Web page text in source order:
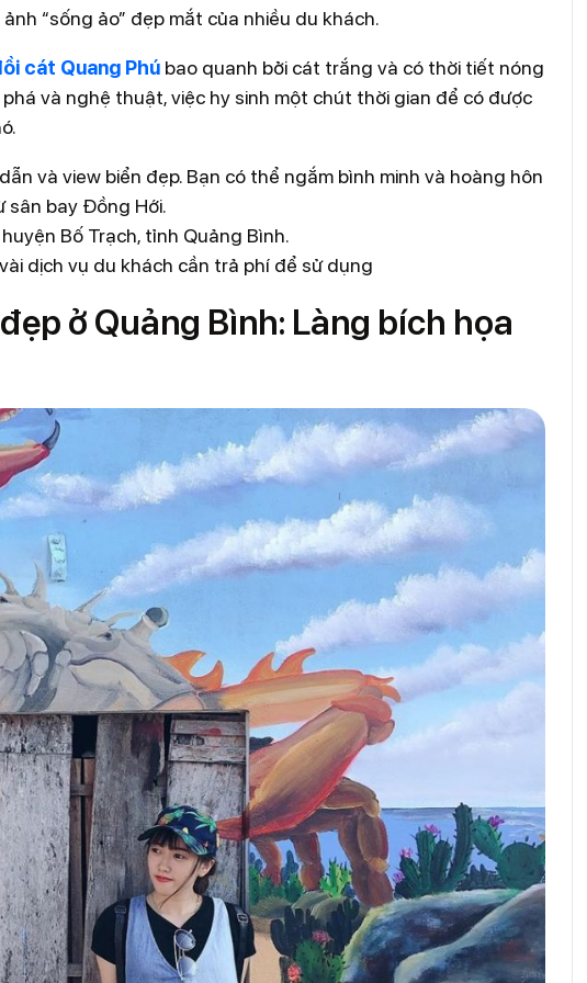
“sống ảo” đẹp mắt của nhiều du khách.
cát Quang Phú bao quanh bởi cát trắng và có thời tiết nóng
và nghệ thuật, việc hy sinh một chút thời gian để có được
và view biển đẹp. Bạn có thể ngắm bình minh và hoàng hôn
sân bay Đồng Hới.
Bố Trạch, tỉnh Quảng Bình.
dịch vụ du khách cần trả phí để sử dụng
ở Quảng Bình: Làng bích họa